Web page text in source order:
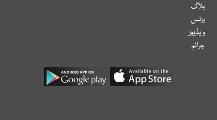
بلاگ
بزنس
ویڈیوز
جرائم